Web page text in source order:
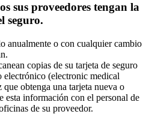
sus proveedores tengan la
seguro.
anualmente o con cualquier cambio
copias de su tarjeta de seguro
electrónico (electronic medical
obtenga una tarjeta nueva o
esta información con el personal de
de su proveedor.